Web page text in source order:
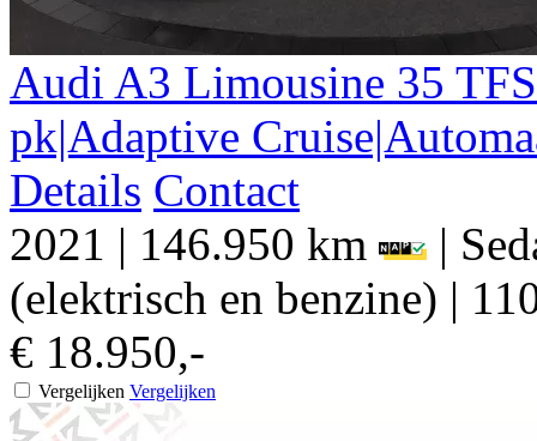
Audi A3 Limousine 35
pk|Adaptive
Details Contact
2021 | 146.950 km |
(elektrisch en benzine) |
€ 18.950,-
Vergelijken Vergelijken